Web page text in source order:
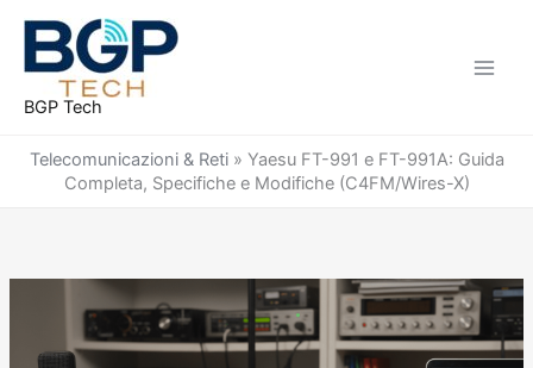
contenuto
BGP Tech
Telecomunicazioni & Reti» Yaesu FT-991 e FT-991A: Guida
Completa, Specifiche e Modifiche (C4FM/Wires-X)